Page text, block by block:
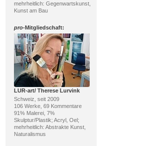
mehrheitlich: Gegenwartskunst,
Kunst am Bau
pro-Mitgliedschaft:
LUR-art/ Therese Lurvink
Schweiz, seit 2009
106 Werke, 69 Kommentare
91% Malerei, 7%
Skulptur/Plastik; Acryl, Oel;
mehrheitlich: Abstrakte Kunst,
Naturalismus